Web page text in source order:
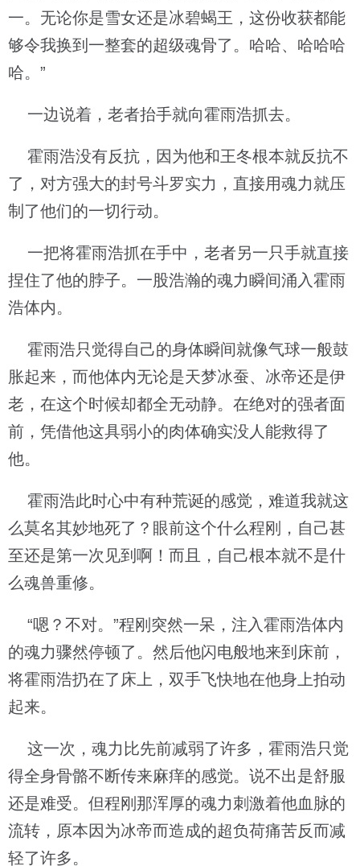
一。无论你是雪女还是冰碧蝎王，这份收获都能
够令我换到一整套的超级魂骨了。哈哈、哈哈哈
哈。”
一边说着，老者抬手就向霍雨浩抓去。
霍雨浩没有反抗，因为他和王冬根本就反抗不
了，对方强大的封号斗罗实力，直接用魂力就压
制了他们的一切行动。
一把将霍雨浩抓在手中，老者另一只手就直接
捏住了他的脖子。一股浩瀚的魂力瞬间涌入霍雨
浩体内。
霍雨浩只觉得自己的身体瞬间就像气球一般鼓
胀起来，而他体内无论是天梦冰蚕、冰帝还是伊
老，在这个时候却都全无动静。在绝对的强者面
前，凭借他这具弱小的肉体确实没人能救得了
他。
霍雨浩此时心中有种荒诞的感觉，难道我就这
么莫名其妙地死了？眼前这个什么程刚，自己甚
至还是第一次见到啊！而且，自己根本就不是什
么魂兽重修。
“嗯？不对。”程刚突然一呆，注入霍雨浩体内
的魂力骤然停顿了。然后他闪电般地来到床前，
将霍雨浩扔在了床上，双手飞快地在他身上拍动
起来。
这一次，魂力比先前减弱了许多，霍雨浩只觉
得全身骨骼不断传来麻痒的感觉。说不出是舒服
还是难受。但程刚那浑厚的魂力刺激着他血脉的
流转，原本因为冰帝而造成的超负荷痛苦反而减
轻了许多。